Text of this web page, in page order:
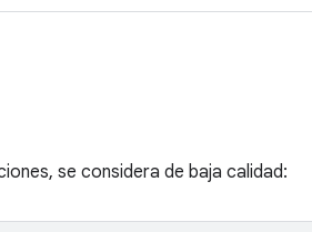
se considera de baja calidad: